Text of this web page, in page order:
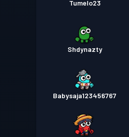
Tumelo23
Shdynazty
Babysaja123456767